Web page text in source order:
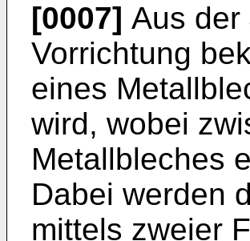
[0007] Aus der
Vorrichtung
eines
wird, wobei
Metallbleches
Dabei werden
mittels zweier